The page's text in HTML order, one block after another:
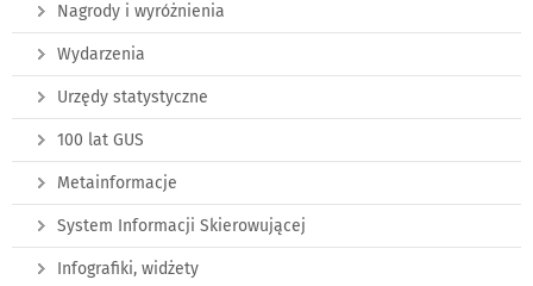
Nagrody i wyróżnienia
Wydarzenia
Urzędy statystyczne
100 lat GUS
Metainformacje
System Informacji Skierowującej
Infografiki, widżety